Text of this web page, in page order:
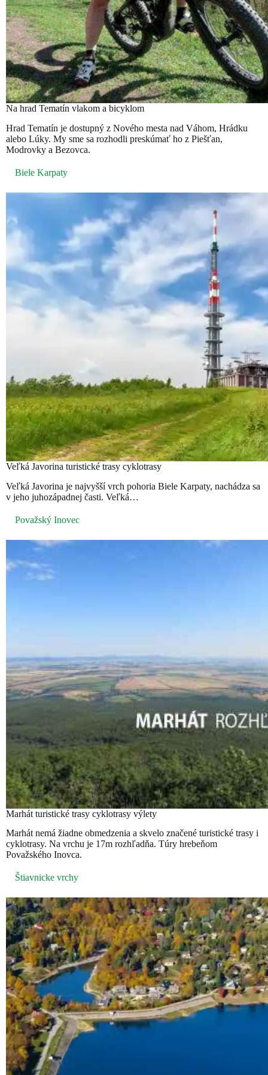
Na hrad Tematín vlakom a bicyklom
Hrad Tematín je dostupný z Nového mesta nad Váhom, Hrádku
alebo Lúky. My sme sa rozhodli preskúmať ho z Piešťan,
Modrovky a Bezovca.
Biele Karpaty
Veľká Javorina turistické trasy cyklotrasy
Veľká Javorina je najvyšší vrch pohoria Biele Karpaty, nachádza sa
v jeho juhozápadnej časti. Veľká…
Považský Inovec
Marhát turistické trasy cyklotrasy výlety
Marhát nemá žiadne obmedzenia a skvelo značené turistické trasy i
cyklotrasy. Na vrchu je 17m rozhľadňa. Túry hrebeňom
Považského Inovca.
Štiavnicke vrchy